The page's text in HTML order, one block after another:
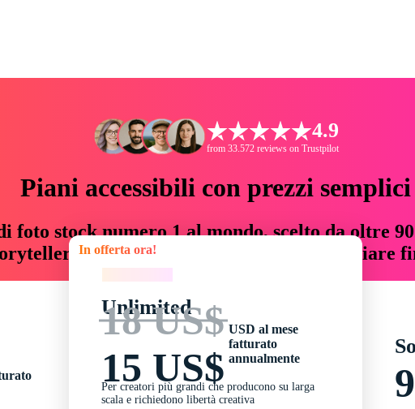
4.9
from 33.572 reviews on Trustpilot
Piani accessibili con prezzi semplici
foto stock numero 1 al mondo, scelto da oltre
risorse creative che fanno risparmiare
In offerta ora!
Unlimited
18 US$
15 US$
USD al mese
fatturato
annualmente
Per creatori più grandi che producono su larga
scala e richiedono libertà creativa